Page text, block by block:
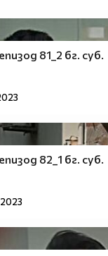
81_2 бг. суб.
82_1 бг. суб.